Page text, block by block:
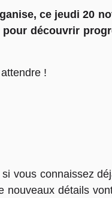
ce jeudi 20
découvrir
!
vous connaissez
détails